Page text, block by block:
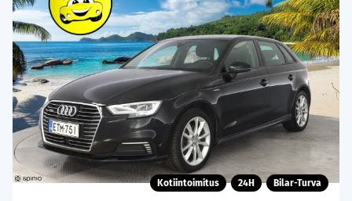
Kotiintoimitus 24H Bilar-Turva